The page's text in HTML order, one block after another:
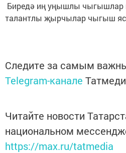
Биредә иң уңышлы чыгышлар
талантлы җырчылар чыгыш
Следите за самым
Telegram-канале
Читайте новости
национальном
https://max.ru/tatmedia